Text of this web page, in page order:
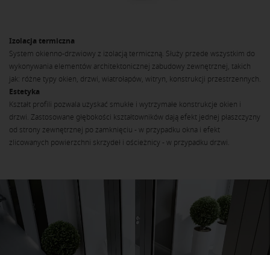
Izolacja termiczna
System okienno-drzwiowy z izolacją termiczną. Służy przede wszystkim do
wykonywania elementów architektonicznej zabudowy zewnętrznej, takich
jak: różne typy okien, drzwi, wiatrołapów, witryn, konstrukcji przestrzennych.
Estetyka
Kształt profili pozwala uzyskać smukłe i wytrzymałe konstrukcje okien i
drzwi. Zastosowane głębokości kształtowników dają efekt jednej płaszczyzny
od strony zewnętrznej po zamknięciu - w przypadku okna i efekt
zlicowanych powierzchni skrzydeł i ościeżnicy - w przypadku drzwi.